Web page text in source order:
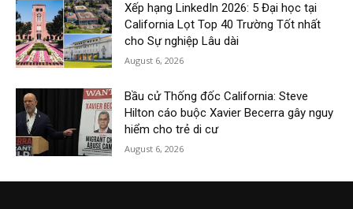
Xếp hạng LinkedIn 2026: 5 Đại học tại
California Lọt Top 40 Trường Tốt nhất
cho Sự nghiệp Lâu dài
August 6, 2026
Bầu cử Thống đốc California: Steve
Hilton cáo buộc Xavier Becerra gây nguy
hiểm cho trẻ di cư
August 6, 2026